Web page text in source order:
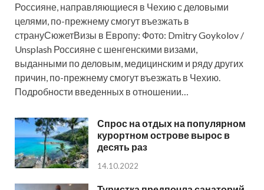
Россияне, направляющиеся в Чехию с деловыми
целями, по-прежнему смогут въезжать в
странуСюжетВизы в Европу: Фото: Dmitry Goykolov /
Unsplash Россияне с шенгенскими визами,
выданными по деловым, медицинским и ряду других
причин, по-прежнему смогут въезжать в Чехию.
Подробности введенных в отношении…
Спрос на отдых на популярном
курортном острове вырос в
десять раз
14.10.2022